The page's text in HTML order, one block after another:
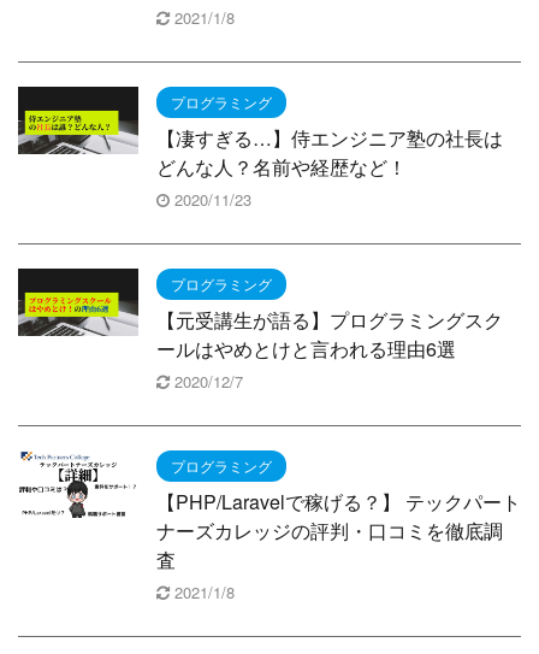
2021/1/8
プログラミング
【凄すぎる…】侍エンジニア塾の社長は
どんな人？名前や経歴など！
2020/11/23
プログラミング
【元受講生が語る】プログラミングスク
ールはやめとけと言われる理由6選
2020/12/7
プログラミング
【PHP/Laravelで稼げる？】 テックパート
ナーズカレッジの評判・口コミを徹底調
査
2021/1/8